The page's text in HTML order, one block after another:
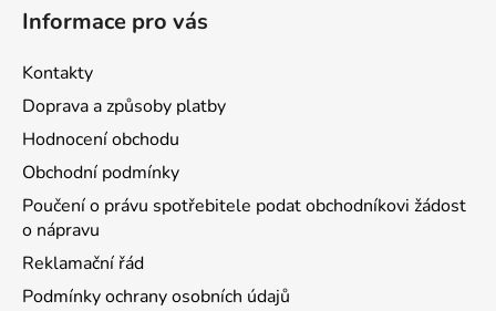
Informace pro vás
Kontakty
Doprava a způsoby platby
Hodnocení obchodu
Obchodní podmínky
Poučení o právu spotřebitele podat obchodníkovi žádost
o nápravu
Reklamační řád
Podmínky ochrany osobních údajů